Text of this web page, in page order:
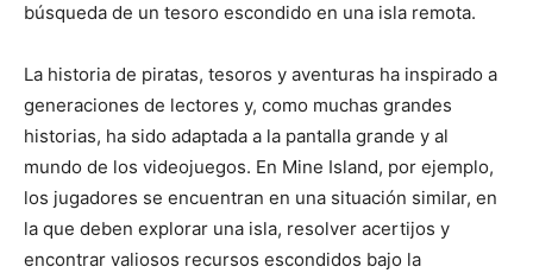
búsqueda de un tesoro escondido en una isla remota.
La historia de piratas, tesoros y aventuras ha inspirado a
generaciones de lectores y, como muchas grandes
historias, ha sido adaptada a la pantalla grande y al
mundo de los videojuegos. En Mine Island, por ejemplo,
los jugadores se encuentran en una situación similar, en
la que deben explorar una isla, resolver acertijos y
encontrar valiosos recursos escondidos bajo la